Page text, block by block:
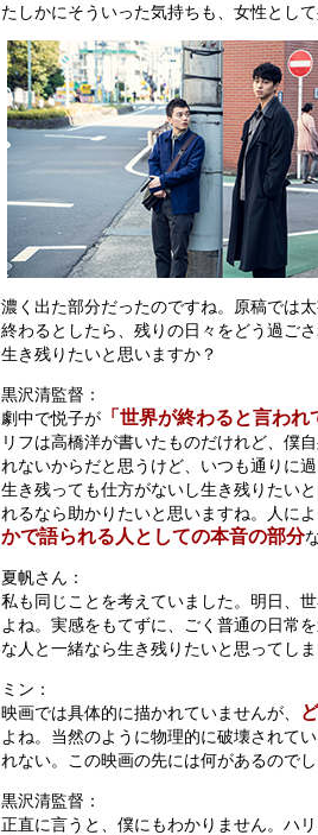
たしかにそういった気持ちも、女性として
濃く出た部分だったのですね。原稿では
終わるとしたら、残りの日々をどう過ご
生き残りたいと思いますか？
黒沢清監督：
劇中で悦子が 「世界が終わると言われ
リフは高橋洋が書いたものだけれど、僕
れないからだと思うけど、いつも通りに
生き残っても仕方がないし生き残りたい
れるなら助かりたいと思いますね。人に
かで語られる人としての本音の部分
夏帆さん：
私も同じことを考えていました。明日、
よね。実感をもてずに、ごく普通の日常
な人と一緒なら生き残りたいと思ってしま
ミン：
映画では具体的に描かれていませんが、
よね。当然のように物理的に破壊されて
れない。この映画の先には何があるのでし
黒沢清監督：
正直に言うと、僕にもわかりません。ハ